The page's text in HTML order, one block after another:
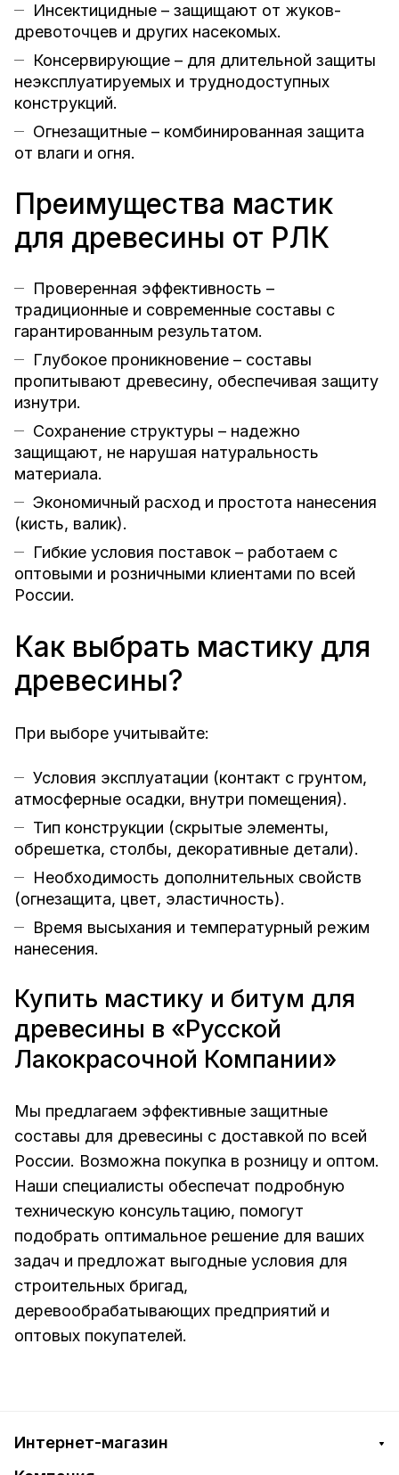
Инсектицидные – защищают от жуков-
древоточцев и других насекомых.
Консервирующие – для длительной защиты
неэксплуатируемых и труднодоступных
конструкций.
Огнезащитные – комбинированная защита
от влаги и огня.
Преимущества мастик
для древесины от РЛК
Проверенная эффективность –
традиционные и современные составы с
гарантированным результатом.
Глубокое проникновение – составы
пропитывают древесину, обеспечивая защиту
изнутри.
Сохранение структуры – надежно
защищают, не нарушая натуральность
материала.
Экономичный расход и простота нанесения
(кисть, валик).
Гибкие условия поставок – работаем с
оптовыми и розничными клиентами по всей
России.
Как выбрать мастику для
древесины?
При выборе учитывайте:
Условия эксплуатации (контакт с грунтом,
атмосферные осадки, внутри помещения).
Тип конструкции (скрытые элементы,
обрешетка, столбы, декоративные детали).
Необходимость дополнительных свойств
(огнезащита, цвет, эластичность).
Время высыхания и температурный режим
нанесения.
Купить мастику и битум для
древесины в «Русской
Лакокрасочной Компании»
Мы предлагаем эффективные защитные
составы для древесины с доставкой по всей
России. Возможна покупка в розницу и оптом.
Наши специалисты обеспечат подробную
техническую консультацию, помогут
подобрать оптимальное решение для ваших
задач и предложат выгодные условия для
строительных бригад,
деревообрабатывающих предприятий и
оптовых покупателей.
Интернет-магазин